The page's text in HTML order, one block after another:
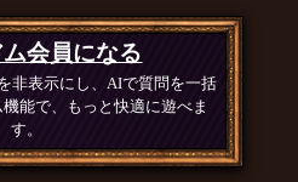
会員になる
非表示にし、AIで質問を一括
能で、もっと快適に遊べま
す。